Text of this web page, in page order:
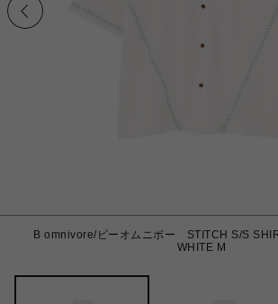
B omnivore/ビーオムニボー STITCH S/S
WHITE M